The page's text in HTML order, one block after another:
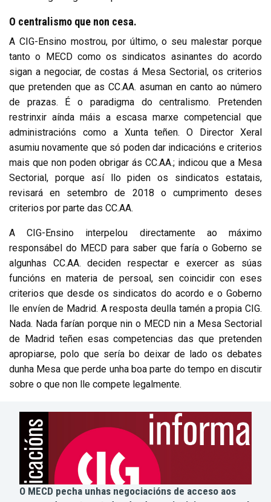
O centralismo que non cesa.
A CIG-Ensino mostrou, por último, o seu malestar porque
tanto o MECD como os sindicatos asinantes do acordo
sigan a negociar, de costas á Mesa Sectorial, os criterios
que pretenden que as CC.AA. asuman en canto ao número
de prazas. É o paradigma do centralismo. Pretenden
restrinxir aínda máis a escasa marxe competencial que
administracións como a Xunta teñen. O Director Xeral
asumiu novamente que só poden dar indicacións e criterios
mais que non poden obrigar ás CC.AA.; indicou que a Mesa
Sectorial, porque así llo piden os sindicatos estatais,
revisará en setembro de 2018 o cumprimento deses
criterios por parte das CC.AA.
A CIG-Ensino interpelou directamente ao máximo
responsábel do MECD para saber que faría o Goberno se
algunhas CC.AA. deciden respectar e exercer as súas
funcións en materia de persoal, sen coincidir con eses
criterios que desde os sindicatos do acordo e o Goberno
lle envíen de Madrid. A resposta deulla tamén a propia CIG.
Nada. Nada farían porque nin o MECD nin a Mesa Sectorial
de Madrid teñen esas competencias das que pretenden
apropiarse, polo que sería bo deixar de lado os debates
dunha Mesa que perde unha boa parte do tempo en discutir
sobre o que non lle compete legalmente.
O MECD pecha unhas negociacións de acceso aos